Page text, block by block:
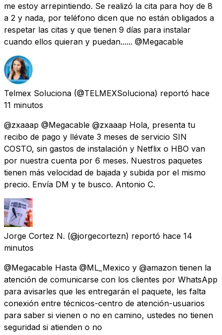
me estoy arrepintiendo. Se realizó la cita para hoy de 8
a 2 y nada, por teléfono dicen que no están obligados a
respetar las citas y que tienen 9 días para instalar
cuando ellos quieran y puedan...... @Megacable
Telmex Soluciona (@TELMEXSoluciona) reportó hace
11 minutos
@zxaaap @Megacable @zxaaap Hola, presenta tu
recibo de pago y llévate 3 meses de servicio SIN
COSTO, sin gastos de instalación y Netflix o HBO van
por nuestra cuenta por 6 meses. Nuestros paquetes
tienen más velocidad de bajada y subida por el mismo
precio. Envía DM y te busco. Antonio C.
Jorge Cortez N. (@jorgecortezn) reportó hace 14
minutos
@Megacable Hasta @ML_Mexico y @amazon tienen la
atención de comunicarse con los clientes por WhatsApp
para avisarles que les entregarán el paquete, les falta
conexión entre técnicos-centro de atención-usuarios
para saber si vienen o no en camino, ustedes no tienen
seguridad si atienden o no